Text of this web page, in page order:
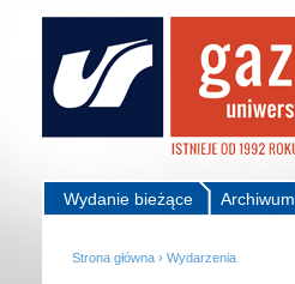
Archiwum
Wydanie bieżące
Strona główna › Wydarzenia